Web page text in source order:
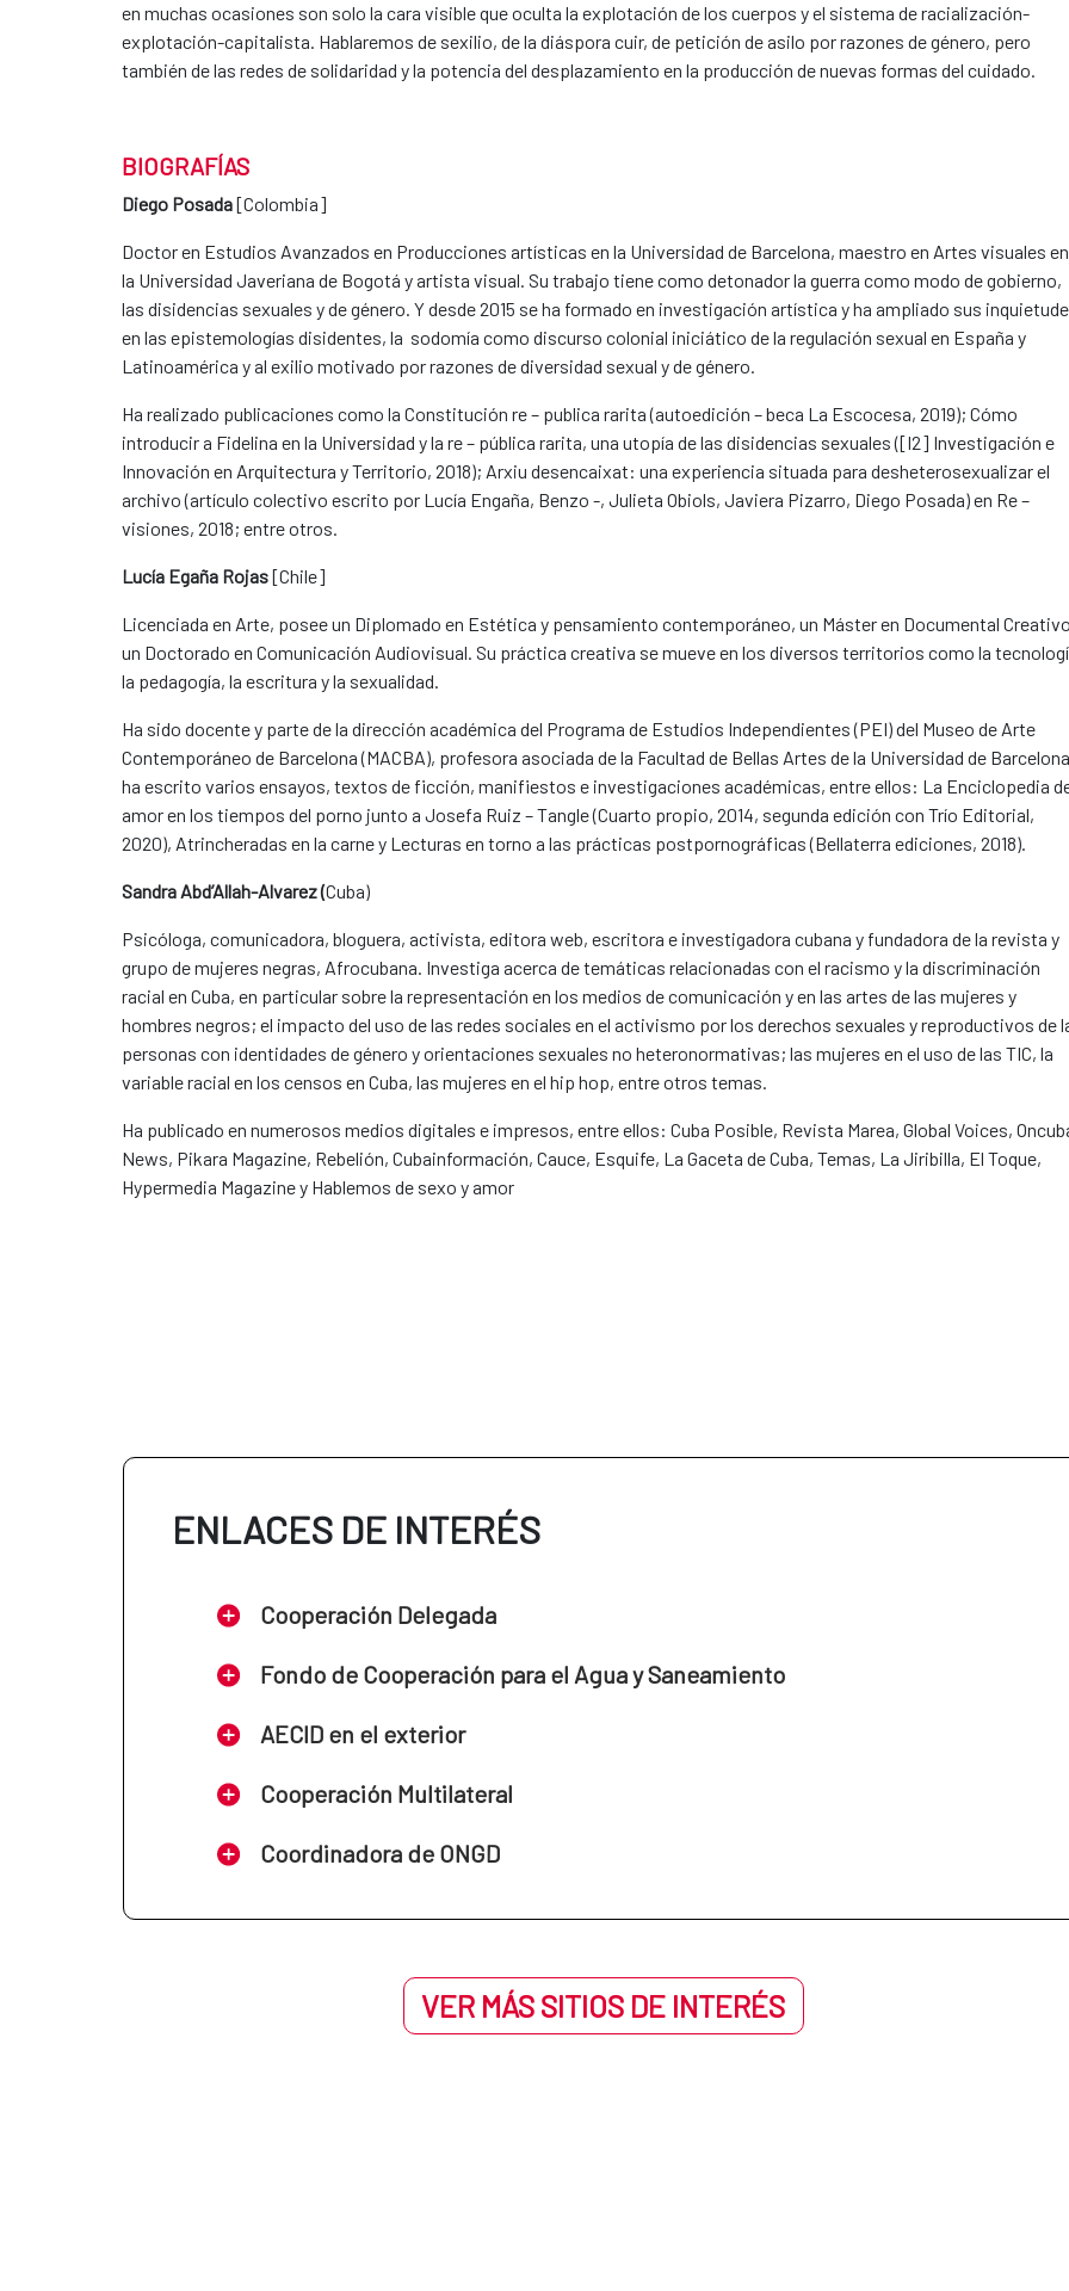
en muchas ocasiones son solo la cara visible que oculta la explotación de los cuerpos y el sistema de racialización-
explotación-capitalista. Hablaremos de sexilio, de la diáspora cuir, de petición de asilo por razones de género, pero
también de las redes de solidaridad y la potencia del desplazamiento en la producción de nuevas formas del cuidado.
BIOGRAFÍAS
Diego Posada[Colombia]
Doctor en Estudios Avanzados en Producciones artísticas en la Universidad de Barcelona, maestro en Artes visuales en
la Universidad Javeriana de Bogotá y artista visual. Su trabajo tiene como detonador la guerra como modo de gobierno,
las disidencias sexuales y de género. Y desde 2015 se ha formado en investigación artística y ha ampliado sus
en las epistemologías disidentes, la sodomía como discurso colonial iniciático de la regulación sexual en España y
Latinoamérica y al exilio motivado por razones de diversidad sexual y de género.
Ha realizado publicaciones como la Constitución re – publica rarita (autoedición – beca La Escocesa, 2019); Cómo
introducir a Fidelina en la Universidad y la re – pública rarita, una utopía de las disidencias sexuales ([I2] Investigación e
Innovación en Arquitectura y Territorio, 2018); Arxiu desencaixat: una experiencia situada para desheterosexualizar el
archivo (artículo colectivo escrito por Lucía Engaña, Benzo -, Julieta Obiols, Javiera Pizarro, Diego Posada) en Re –
visiones, 2018; entre otros.
Lucía Egaña Rojas[Chile]
Licenciada en Arte, posee un Diplomado en Estética y pensamiento contemporáneo, un Máster en Documental
un Doctorado en Comunicación Audiovisual. Su práctica creativa se mueve en los diversos territorios como la
la pedagogía, la escritura y la sexualidad.
Ha sido docente y parte de la dirección académica del Programa de Estudios Independientes (PEI) del Museo de Arte
Contemporáneo de Barcelona (MACBA), profesora asociada de la Facultad de Bellas Artes de la Universidad de
ha escrito varios ensayos, textos de ficción, manifiestos e investigaciones académicas, entre ellos: La Enciclopedia
amor en los tiempos del porno junto a Josefa Ruiz – Tangle (Cuarto propio, 2014, segunda edición con Trío Editorial,
2020), Atrincheradas en la carne y Lecturas en torno a las prácticas postpornográficas (Bellaterra ediciones, 2018).
Sandra Abd’Allah-Alvarez (Cuba)
Psicóloga, comunicadora, bloguera, activista, editora web, escritora e investigadora cubana y fundadora de la revista y
grupo de mujeres negras, Afrocubana. Investiga acerca de temáticas relacionadas con el racismo y la discriminación
racial en Cuba, en particular sobre la representación en los medios de comunicación y en las artes de las mujeres y
hombres negros; el impacto del uso de las redes sociales en el activismo por los derechos sexuales y reproductivos de
personas con identidades de género y orientaciones sexuales no heteronormativas; las mujeres en el uso de las TIC, la
variable racial en los censos en Cuba, las mujeres en el hip hop, entre otros temas.
Ha publicado en numerosos medios digitales e impresos, entre ellos: Cuba Posible, Revista Marea, Global Voices,
News, Pikara Magazine, Rebelión, Cubainformación, Cauce, Esquife, La Gaceta de Cuba, Temas, La Jiribilla, El Toque,
Hypermedia Magazine y Hablemos de sexo y amor
ENLACES DE INTERÉS
Cooperación Delegada
Fondo de Cooperación para el Agua y Saneamiento
AECID en el exterior
Cooperación Multilateral
Coordinadora de ONGD
VER MÁS SITIOS DE INTERÉS